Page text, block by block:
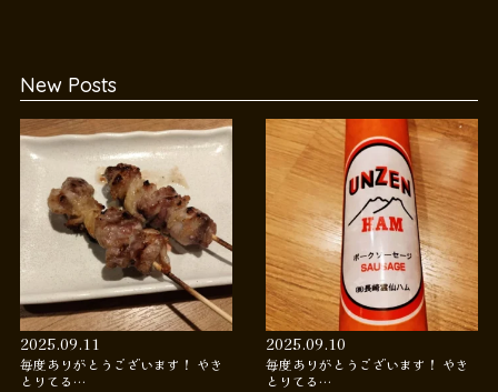
New Posts
2025.09.11
毎度ありがとうございます！ やき
とりてる…
2025.09.10
毎度ありがとうございます！ やき
とりてる…